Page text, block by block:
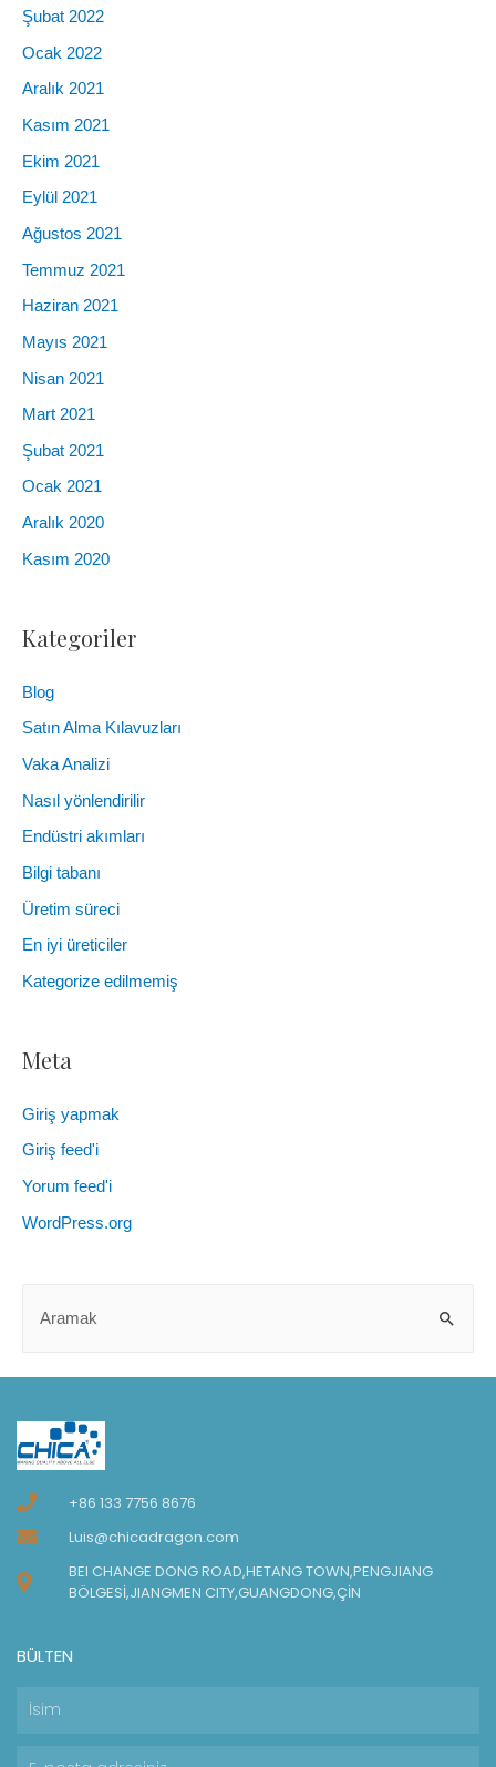
Şubat 2022
Ocak 2022
Aralık 2021
Kasım 2021
Ekim 2021
Eylül 2021
Ağustos 2021
Temmuz 2021
Haziran 2021
Mayıs 2021
Nisan 2021
Mart 2021
Şubat 2021
Ocak 2021
Aralık 2020
Kasım 2020
Kategoriler
Blog
Satın Alma Kılavuzları
Vaka Analizi
Nasıl yönlendirilir
Endüstri akımları
Bilgi tabanı
Üretim süreci
En iyi üreticiler
Kategorize edilmemiş
Meta
Giriş yapmak
Giriş feed'i
Yorum feed'i
WordPress.org
+86 133 7756 8676
Luis@chicadragon.com
BEI CHANGE DONG ROAD,HETANG TOWN,PENGJIANG
BÖLGESİ,JIANGMEN CITY,GUANGDONG,ÇİN
BÜLTEN